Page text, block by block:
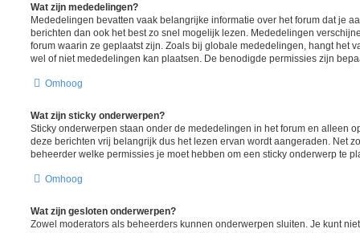
Wat zijn mededelingen?
Mededelingen bevatten vaak belangrijke informatie over het forum dat je
berichten dan ook het best zo snel mogelijk lezen. Mededelingen
forum waarin ze geplaatst zijn. Zoals bij globale mededelingen, hangt het
wel of niet mededelingen kan plaatsen. De benodigde permissies zijn
Omhoog
Wat zijn sticky onderwerpen?
Sticky onderwerpen staan onder de mededelingen in het forum en alleen
deze berichten vrij belangrijk dus het lezen ervan wordt aangeraden. Net
beheerder welke permissies je moet hebben om een sticky onderwerp te
Omhoog
Wat zijn gesloten onderwerpen?
Zowel moderators als beheerders kunnen onderwerpen sluiten. Je kunt